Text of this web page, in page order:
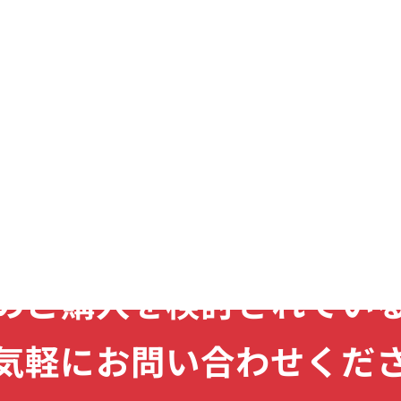
ご購入を検討されてい
軽にお問い合わせくだ